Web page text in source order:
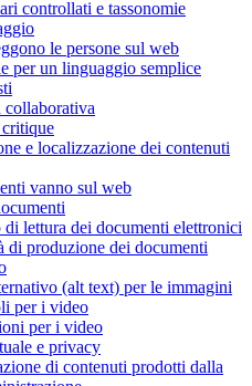
controllati e tassonomie
le persone sul web
per un linguaggio semplice
collaborativa
e localizzazione dei contenuti
vanno sul web
di lettura dei documenti elettronici
di produzione dei documenti
(alt text) per le immagini
per i video
per i video
e privacy
di contenuti prodotti dalla